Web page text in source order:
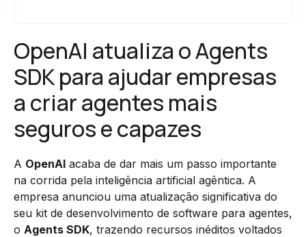
OpenAI atualiza o Agents
SDK para ajudar empresas
a criar agentes mais
seguros e capazes
A OpenAI acaba de dar mais um passo importante
na corrida pela inteligência artificial agêntica. A
empresa anunciou uma atualização significativa do
seu kit de desenvolvimento de software para agentes,
o Agents SDK, trazendo recursos inéditos voltados